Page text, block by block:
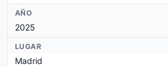
AÑO
2025
LUGAR
Madrid